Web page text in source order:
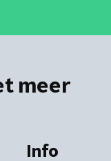
meer
Info